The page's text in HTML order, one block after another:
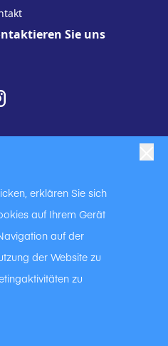
erklären Sie sich
auf Ihrem Gerät
auf der
der Website zu
zu
Sie uns
Statement | Cookie Policy
vorbehalten